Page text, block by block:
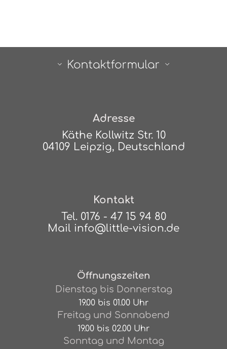
Adresse
Käthe Kollwitz Str. 10
04109 Leipzig, Deutschland
Kontakt
Tel. 0176 - 47 15 94 80
Mail info@little-vision.de
Öffnungszeiten
Dienstag bis Donnerstag
19.00 bis 01.00 Uhr
Freitag und Sonnabend
19.00 bis 02.00 Uhr
Sonntag und Montag